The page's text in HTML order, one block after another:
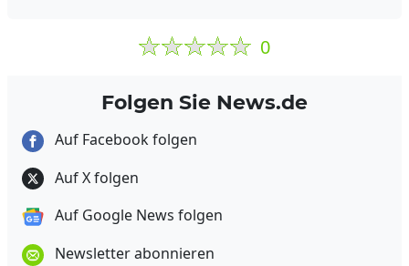
0
Folgen Sie News.de
Auf Facebook folgen
Auf X folgen
Auf Google News folgen
Newsletter abonnieren